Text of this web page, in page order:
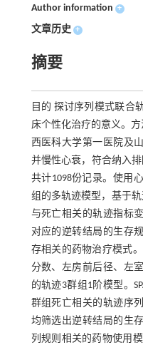
Author information +
文章历史 +
摘要
目的 探讨序列模式联合
床个性化治疗的意义。
西医科大学第一医院及
并慢性心衰，符合纳入
共计1098份记录。使用
组的多轨迹模型，基于轨
与死亡相关的轨迹指标
对应的逆转结局的生存
存相关的药物治疗模式
分数、左房前后径、左
的轨迹3群组1阶模型。
群组死亡相关的轨迹序
均筛选出逆转结局的生
列规则相关的药物使用